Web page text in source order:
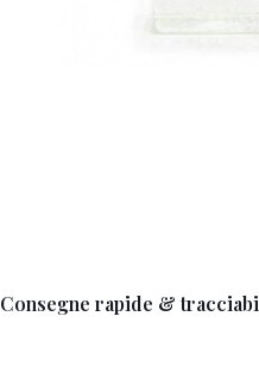
Consegne rapide &